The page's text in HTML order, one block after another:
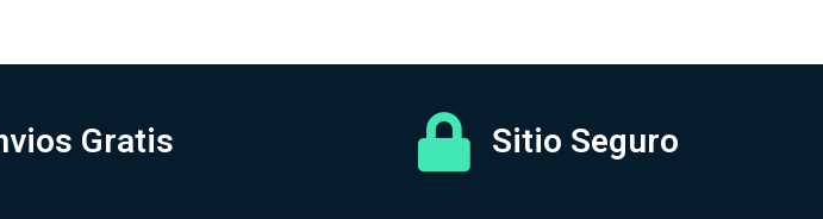
Gratis Sitio Seguro